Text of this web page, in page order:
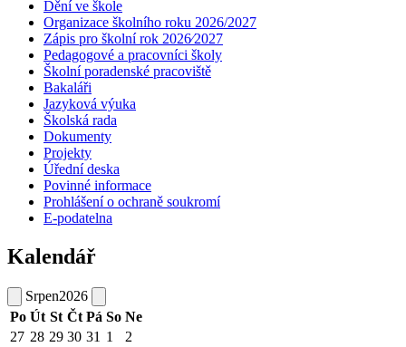
Dění ve škole
Organizace školního roku 2026/2027
Zápis pro školní rok 2026⁄2027
Pedagogové a pracovníci školy
Školní poradenské pracoviště
Bakaláři
Jazyková výuka
Školská rada
Dokumenty
Projekty
Úřední deska
Povinné informace
Prohlášení o ochraně soukromí
E-podatelna
Kalendář
Srpen2026
Po Út St Čt Pá So Ne
27 28 29 30 31 1
2